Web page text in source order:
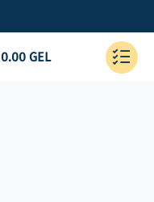
0.00 GEL